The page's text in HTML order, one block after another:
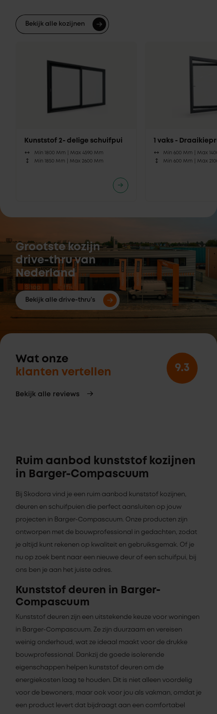
Bekijk alle kozijnen
Kunststof 2- delige schuifpui
Min 1800 Mm | Max 4590 Mm
Min 1850 Mm | Max 2600 Mm
1 vaks -
Min 600 Mm |Max
Min 600 Mm |Max
Grootste kozijn
drive-thru van
Nederland
Bekijk alle drive-thru's
Wat onze
klanten vertellen
Bekijk alle reviews
9.3
Ruim aanbod kunststof kozijnen
in Barger-Compascuum
Bij Skodora vind je een ruim aanbod kunststof kozijnen,
deuren en schuifpuien die perfect aansluiten op jouw
projecten in Barger-Compascuum. Onze producten zijn
ontworpen met de bouwprofessional in gedachten, zodat
je altijd kunt rekenen op kwaliteit en gebruiksgemak. Of je
nu op zoek bent naar een nieuwe deur of een schuifpui, bij
ons ben je aan het juiste adres.
Kunststof deuren in Barger-
Compascuum
Kunststof deuren zijn een uitstekende keuze voor woningen
in Barger-Compascuum. Ze zijn duurzaam en vereisen
weinig onderhoud, wat ze ideaal maakt voor de drukke
bouwprofessional. Dankzij de goede isolerende
eigenschappen helpen kunststof deuren om de
energiekosten laag te houden. Dit is niet alleen voordelig
voor de bewoners, maar ook voor jou als vakman, omdat je
een product levert dat bijdraagt aan een comfortabel